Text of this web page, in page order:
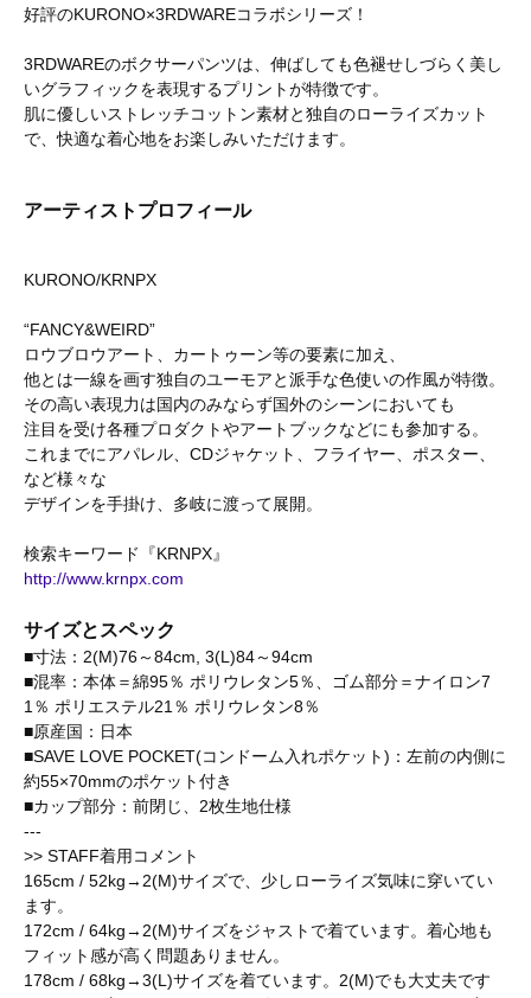
好評のKURONO×3RDWAREコラボシリーズ！
3RDWAREのボクサーパンツは、伸ばしても色褪せしづらく美し
いグラフィックを表現するプリントが特徴です。
肌に優しいストレッチコットン素材と独自のローライズカット
で、快適な着心地をお楽しみいただけます。
アーティストプロフィール
KURONO/KRNPX
“FANCY&WEIRD”
ロウブロウアート、カートゥーン等の要素に加え、
他とは一線を画す独自のユーモアと派手な色使いの作風が特徴。
その高い表現力は国内のみならず国外のシーンにおいても
注目を受け各種プロダクトやアートブックなどにも参加する。
これまでにアパレル、CDジャケット、フライヤー、ポスター、
など様々な
デザインを手掛け、多岐に渡って展開。
検索キーワード『KRNPX』
http://www.krnpx.com
サイズとスペック
■寸法：2(M)76～84cm, 3(L)84～94cm
■混率：本体＝綿95％ ポリウレタン5％、ゴム部分＝ナイロン7
1％ ポリエステル21％ ポリウレタン8％
■原産国：日本
■SAVE LOVE POCKET(コンドーム入れポケット)：左前の内側に
約55×70mmのポケット付き
■カップ部分：前閉じ、2枚生地仕様
---
>> STAFF着用コメント
165cm / 52kg→2(M)サイズで、少しローライズ気味に穿いてい
ます。
172cm / 64kg→2(M)サイズをジャストで着ています。着心地も
フィット感が高く問題ありません。
178cm / 68kg→3(L)サイズを着ています。2(M)でも大丈夫です